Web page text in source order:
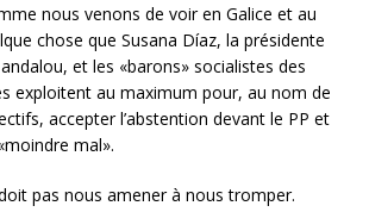
nous venons de voir en Galice et au
chose que Susana Díaz, la présidente
et les «barons» socialistes des
exploitent au maximum pour, au nom de
accepter l’abstention devant le PP et
mal».
pas nous amener à nous tromper.